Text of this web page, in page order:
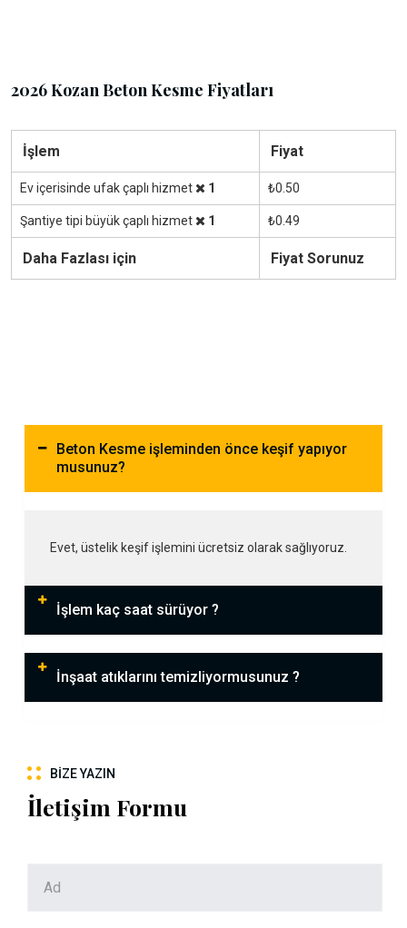
2026 Kozan Beton Kesme Fiyatları
İşlem Fiyat
Ev içerisinde ufak çaplı hizmet 1 ₺0.50
Şantiye tipi büyük çaplı hizmet 1 ₺0.49
Daha Fazlası için Fiyat Sorunuz
Beton Kesme işleminden önce keşif yapıyor
musunuz?
Evet, üstelik keşif işlemini ücretsiz olarak sağlıyoruz.
İşlem kaç saat sürüyor ?
İnşaat atıklarını temizliyormusunuz ?
BIZE YAZIN
İletişim Formu